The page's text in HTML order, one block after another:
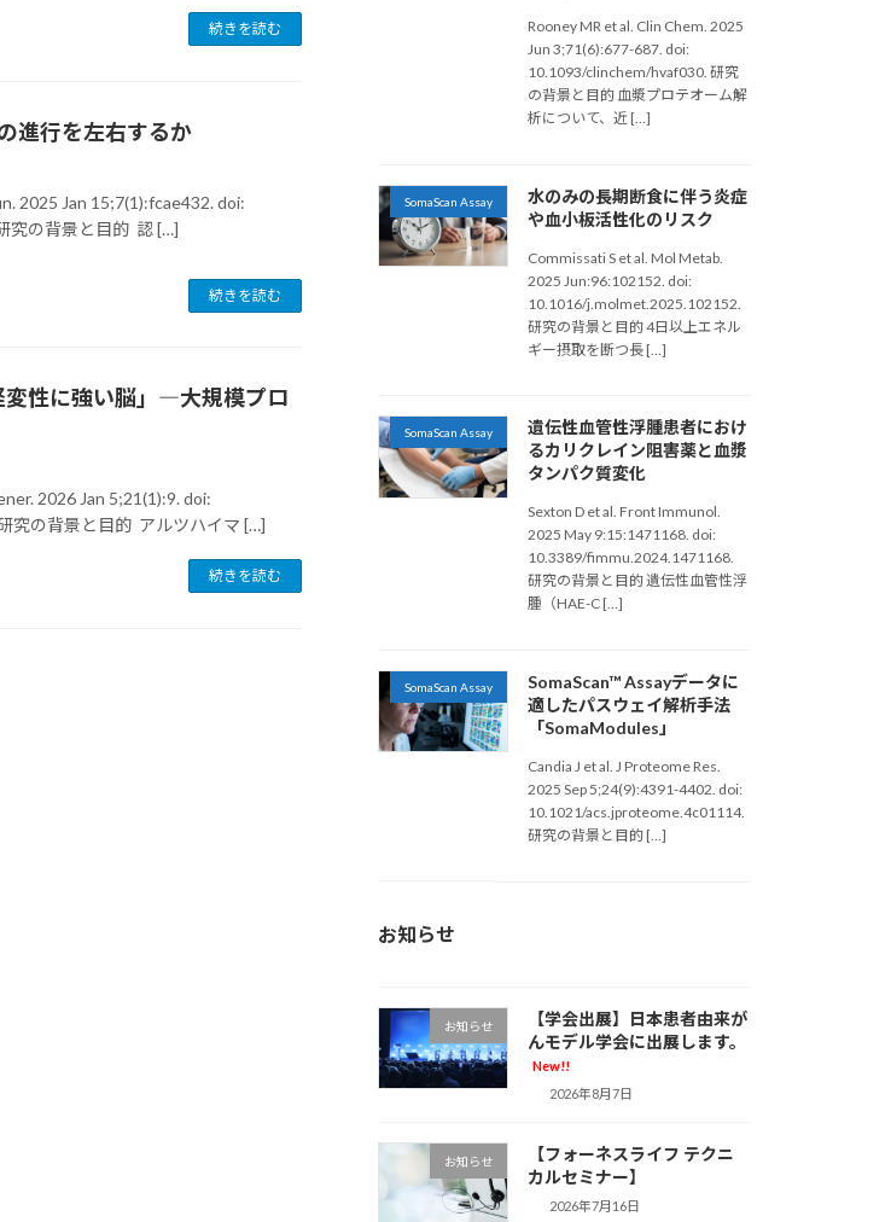
続きを読む
進行を左右するか
2025 Jan 15;7(1):fcae432. doi:
究の背景と目的 認 […]
続きを読む
変性に強い脳」―大規模プロ
2026 Jan 5;21(1):9. doi:
究の背景と目的 アルツハイマ […]
続きを読む
Rooney MR et al. Clin Chem. 2025
Jun 3;71(6):677-687. doi:
10.1093/clinchem/hvaf030. 研究
の背景と目的 血漿プロテオーム解
析について、近 […]
SomaScan Assay
水のみの長期断食に伴う炎症
や血小板活性化のリスク
Commissati S et al. Mol Metab.
2025 Jun:96:102152. doi:
10.1016/j.molmet.2025.102152.
研究の背景と目的 4日以上エネル
ギー摂取を断つ長 […]
SomaScan Assay
遺伝性血管性浮腫患者におけ
るカリクレイン阻害薬と血漿
タンパク質変化
Sexton D et al. Front Immunol.
2025 May 9:15:1471168. doi:
10.3389/fimmu.2024.1471168.
研究の背景と目的 遺伝性血管性浮
腫（HAE-C […]
SomaScan Assay
SomaScan™ Assayデータに
適したパスウェイ解析手法
「SomaModules」
Candia J et al. J Proteome Res.
2025 Sep 5;24(9):4391-4402. doi:
10.1021/acs.jproteome.4c01114.
研究の背景と目的 […]
お知らせ
お知らせ
【学会出展】日本患者由来が
んモデル学会に出展します。
New!!
2026年8月7日
お知らせ
【フォーネスライフ テクニ
カルセミナー】
2026年7月16日